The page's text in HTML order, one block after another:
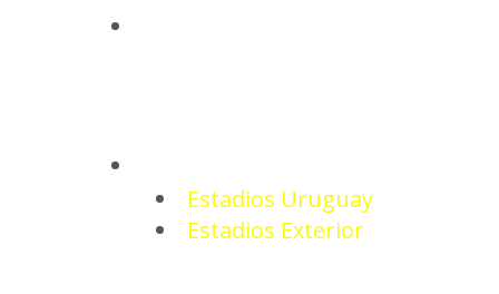
Estadios Uruguay
Estadios Exterior